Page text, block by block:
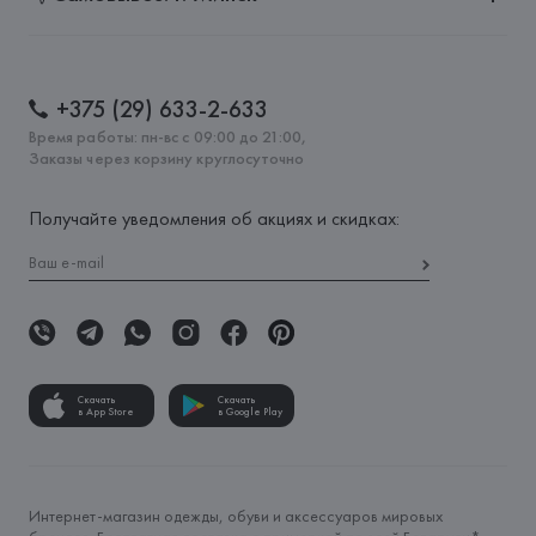
+375 (29) 633-2-633
Время работы: пн-вс с 09:00 до 21:00,
Заказы через корзину круглосуточно
Получайте уведомления об акциях и скидках:
Скачать
в App Store
Скачать
в Google Play
Интернет-магазин одежды, обуви и аксессуаров мировых